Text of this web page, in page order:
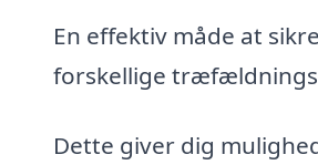
En effektiv måde at
forskellige
Dette giver dig